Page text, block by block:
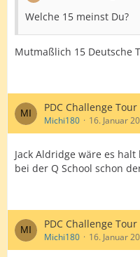
Welche 15 meinst Du?
Mutmaßlich 15 Deutsche
PDC Challenge Tour
Michi180 16. Januar
Jack Aldridge wäre es
bei der Q School schon
PDC Challenge Tour
Michi180 16. Januar